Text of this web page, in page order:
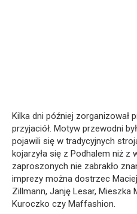
Kilka dni później zorganizował
przyjaciół. Motyw przewodni
pojawili się w tradycyjnych
kojarzyła się z Podhalem niż z
zaproszonych nie zabrakło
imprezy można dostrzec
Zillmann, Janję Lesar, Mieszka
Kuroczko czy Maffashion.